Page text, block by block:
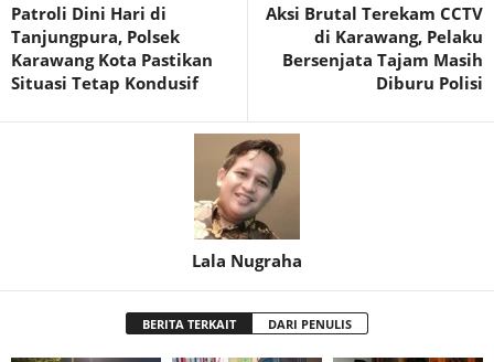
‎Patroli Dini Hari di
Tanjungpura, Polsek
Karawang Kota Pastikan
Situasi Tetap Kondusif
Aksi Brutal Terekam CCTV
di Karawang, Pelaku
Bersenjata Tajam Masih
Diburu Polisi
Lala Nugraha
BERITA TERKAIT DARI PENULIS